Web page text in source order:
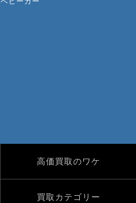
高価買取のワケ
買取カテゴリー